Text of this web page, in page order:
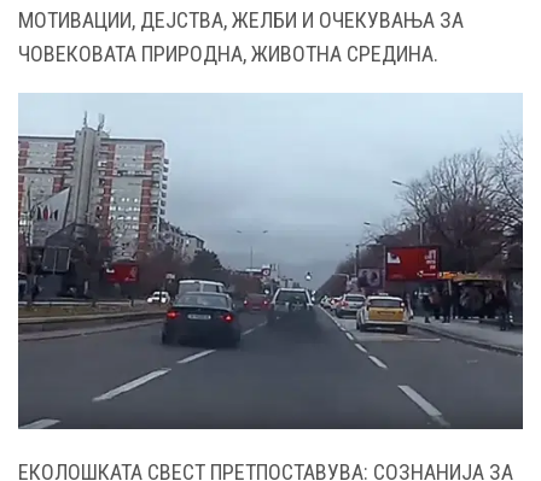
МОТИВАЦИИ, ДЕЈСТВА, ЖЕЛБИ И ОЧЕКУВАЊА ЗА
ЧОВЕКОВАТА ПРИРОДНА, ЖИВОТНА СРЕДИНА.
ЕКОЛОШКАТА СВЕСТ ПРЕТПОСТАВУВА: СОЗНАНИЈА ЗА